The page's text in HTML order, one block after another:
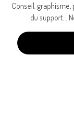
Conseil, graphisme,
du support…